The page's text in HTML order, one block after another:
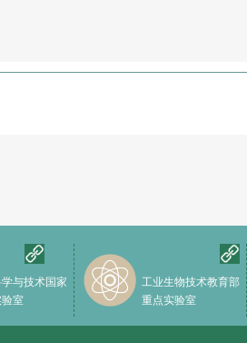
与技术国家
室
工业生物技术教育部
重点实验室